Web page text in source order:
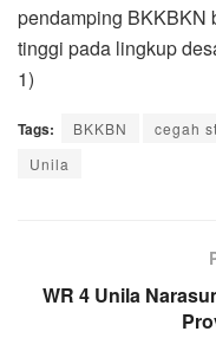
pendamping BKKBKN
tinggi pada lingkup
1)
Tags: BKKBN cegah
Unila
WR 4 Unila